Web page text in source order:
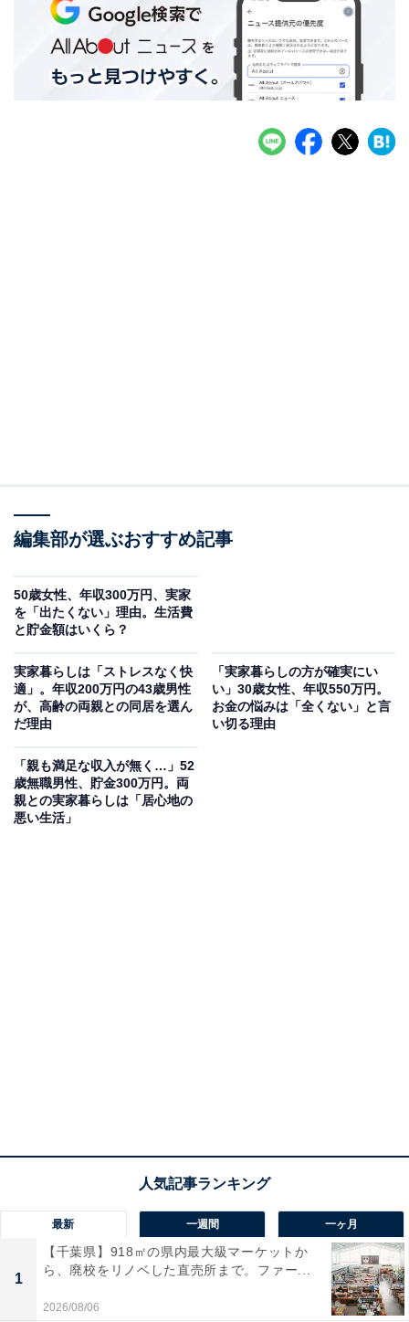
編集部が選ぶおすすめ記事
50歳女性、年収300万円、実家
を「出たくない」理由。生活費
と貯金額はいくら？
実家暮らしは「ストレスなく快
適」。年収200万円の43歳男性
が、高齢の両親との同居を選ん
だ理由
「実家暮らしの方が確実にい
い」30歳女性、年収550万円。
お金の悩みは「全くない」と言
い切る理由
「親も満足な収入が無く…」52
歳無職男性、貯金300万円。両
親との実家暮らしは「居心地の
悪い生活」
最新 一週間 一ヶ月
1
【千葉県】918㎡の県内最大級マーケットか
ら、廃校をリノベした直売所まで。ファー...
2026/08/06